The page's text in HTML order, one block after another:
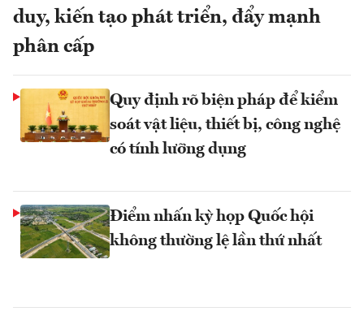
duy, kiến tạo phát triển, đẩy mạnh
phân cấp
Quy định rõ biện pháp để kiểm
soát vật liệu, thiết bị, công nghệ
có tính lưỡng dụng
Điểm nhấn kỳ họp Quốc hội
không thường lệ lần thứ nhất